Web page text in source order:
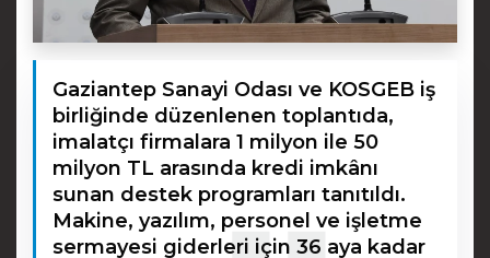
Gaziantep Sanayi Odası ve KOSGEB iş
birliğinde düzenlenen toplantıda,
imalatçı firmalara 1 milyon ile 50
milyon TL arasında kredi imkânı
sunan destek programları tanıtıldı.
Makine, yazılım, personel ve işletme
sermayesi giderleri için 36 aya kadar